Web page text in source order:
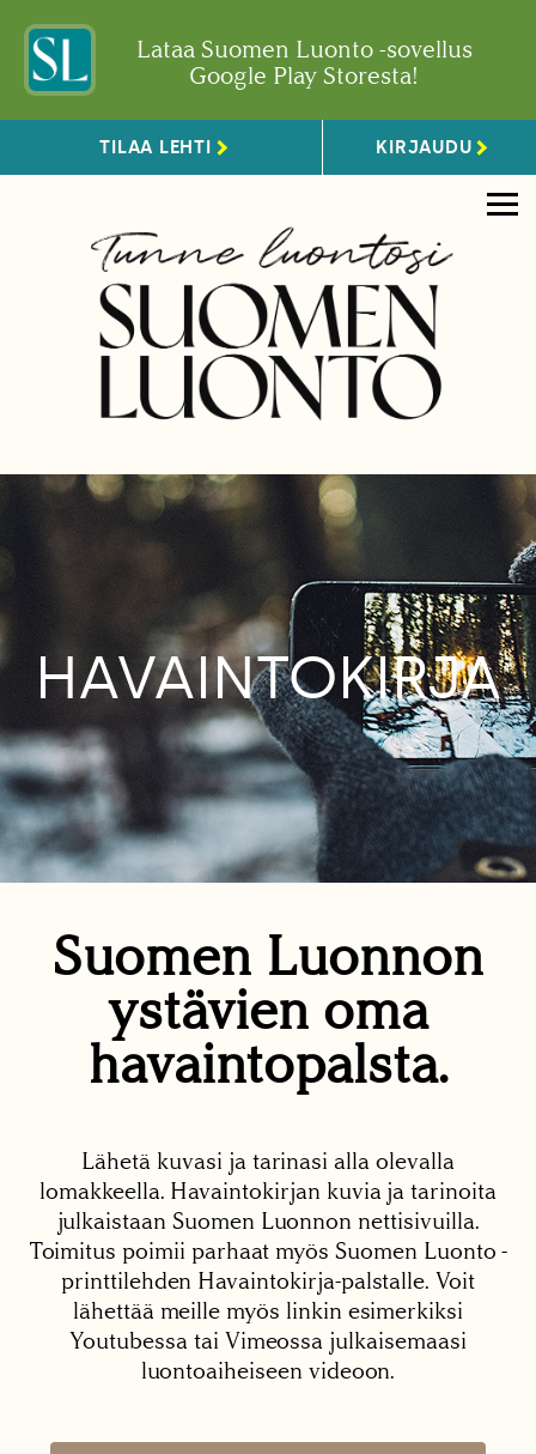
Lataa Suomen Luonto -sovellus
Google Play Storesta!
TILAA LEHTI KIRJAUDU
HAVAINTOKIRJA
Suomen Luonnon
ystävien oma
havaintopalsta.
Lähetä kuvasi ja tarinasi alla olevalla
lomakkeella. Havaintokirjan kuvia ja tarinoita
julkaistaan Suomen Luonnon nettisivuilla.
Toimitus poimii parhaat myös Suomen Luonto -
printtilehden Havaintokirja-palstalle. Voit
lähettää meille myös linkin esimerkiksi
Youtubessa tai Vimeossa julkaisemaasi
luontoaiheiseen videoon.